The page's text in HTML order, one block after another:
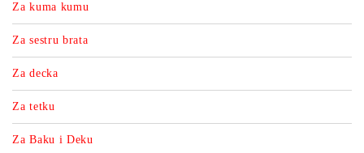
Za kuma kumu
Za sestru brata
Za decka
Za tetku
Za Baku i Deku